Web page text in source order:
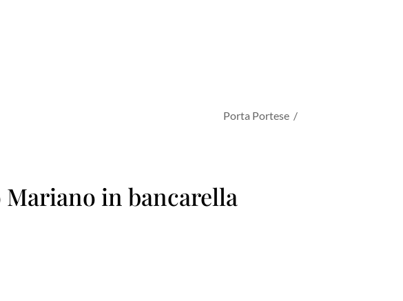
Porta Portese /
Mariano in bancarella